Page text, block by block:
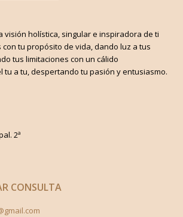
visión holística, singular e inspiradora de ti
con tu propósito de vida, dando luz a tus
tus limitaciones con un cálido
tu a tu, despertando tu pasión y entusiasmo.
2ª
CONSULTA